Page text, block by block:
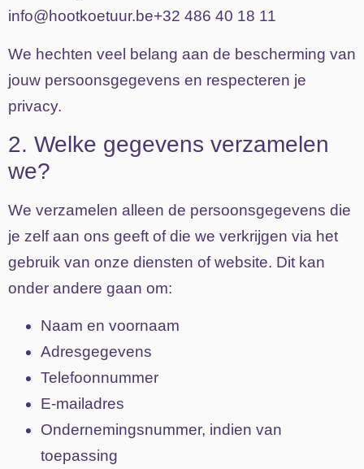
info@hootkoetuur.be+32 486 40 18 11
We hechten veel belang aan de bescherming van
jouw persoonsgegevens en respecteren je
privacy.
2. Welke gegevens verzamelen
we?
We verzamelen alleen de persoonsgegevens die
je zelf aan ons geeft of die we verkrijgen via het
gebruik van onze diensten of website. Dit kan
onder andere gaan om:
Naam en voornaam
Adresgegevens
Telefoonnummer
E-mailadres
Ondernemingsnummer, indien van
toepassing